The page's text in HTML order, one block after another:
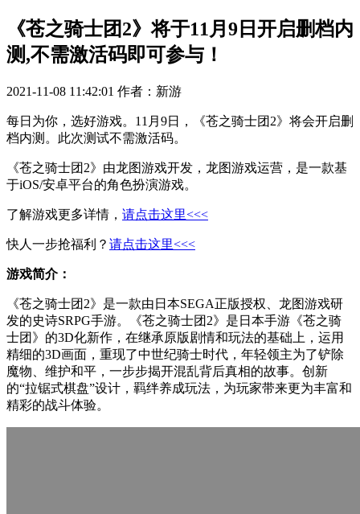
《苍之骑士团2》将于11月9日开启删档内
测,不需激活码即可参与！
2021-11-08 11:42:01 作者：新游
每日为你，选好游戏。11月9日，《苍之骑士团2》将会开启删
档内测。此次测试不需激活码。
《苍之骑士团2》由龙图游戏开发，龙图游戏运营，是一款基
于iOS/安卓平台的角色扮演游戏。
了解游戏更多详情， 请点击这里<<<
快人一步抢福利？ 请点击这里<<<
游戏简介：
《苍之骑士团2》是一款由日本SEGA正版授权、龙图游戏研
发的史诗SRPG手游。《苍之骑士团2》是日本手游《苍之骑
士团》的3D化新作，在继承原版剧情和玩法的基础上，运用
精细的3D画面，重现了中世纪骑士时代，年轻领主为了铲除
魔物、维护和平，一步步揭开混乱背后真相的故事。创新
的“拉锯式棋盘”设计，羁绊养成玩法，为玩家带来更为丰富和
精彩的战斗体验。